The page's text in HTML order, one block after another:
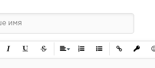
КурсивПодчеркнутый
ЗачеркнутыйВыравнивание
Нумерованный список
Маркированный
Вставить